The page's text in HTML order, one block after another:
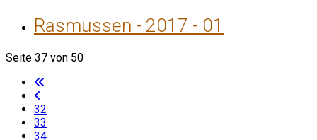
Rasmussen - 2017 - 01
Seite 37 von 50
32
33
34